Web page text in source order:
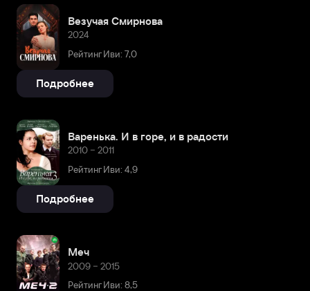
Везучая Смирнова
2024
Рейтинг Иви: 7,0
Подробнее
Варенька. И в горе, и в радости
2010 – 2011
Рейтинг Иви: 4,9
Подробнее
Меч
2009 – 2015
Рейтинг Иви: 8,5